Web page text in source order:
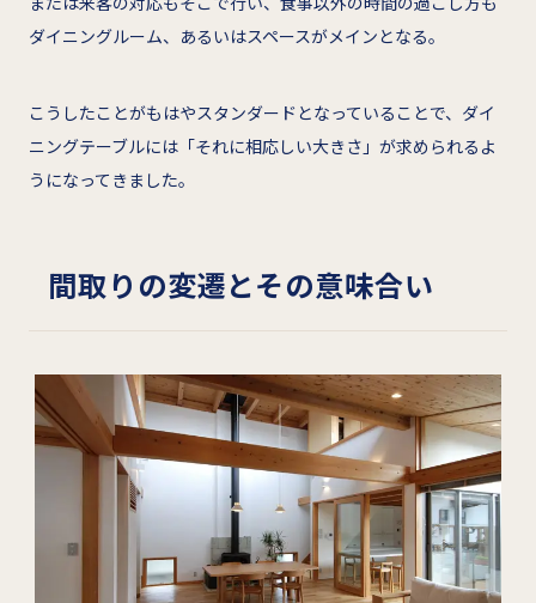
ダイニングルーム、あるいはスペースがメインとなる。
こうしたことがもはやスタンダードとなっていることで、ダイ
ニングテーブルには「それに相応しい大きさ」が求められるよ
うになってきました。
間取りの変遷とその意味合い